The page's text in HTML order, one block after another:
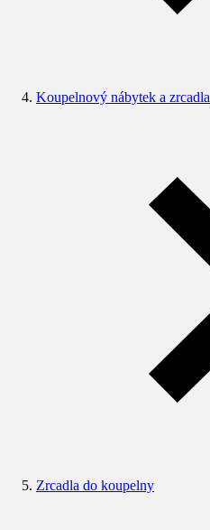
Koupelnový nábytek a zrcadla
Zrcadla do koupelny